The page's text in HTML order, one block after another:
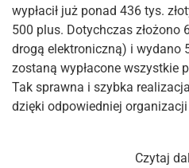
wypłacił już ponad 436 tys.
500 plus. Dotychczas złożono
drogą elektroniczną) i wydano
zostaną wypłacone wszystkie
Tak sprawna i szybka
dzięki odpowiedniej organizacji
Czytaj